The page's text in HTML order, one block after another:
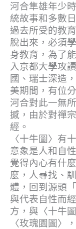
河合隼雄年少
統故事和多數
過去所受的教
脫出來，必須
身教育，為了
入京都大學攻
國、瑞士深造
美期間，有位
河合對此一無
撼，由於對禪
經。
〈十牛圖〉有
意象是人和自
覺得內心有什
麼，人尋找、
體，回到源頭
與代表自性而
方，與〈十牛
〈玫瑰園圖〉